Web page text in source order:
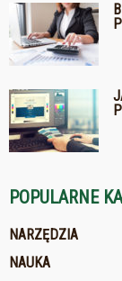
POPULARNE
NARZĘDZIA
NAUKA